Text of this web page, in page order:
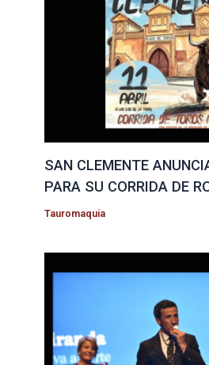
SAN CLEMENTE
PARA SU CORRIDA DE
Tauromaquia